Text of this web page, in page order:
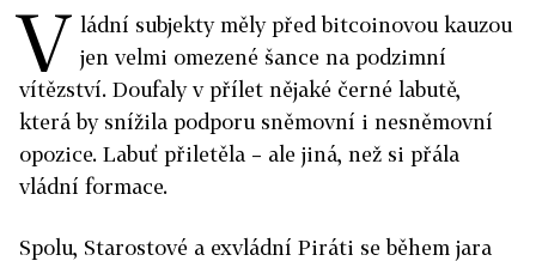
V ládní subjekty měly před bitcoinovou kauzou
jen velmi omezené šance na podzimní
vítězství. Doufaly v přílet nějaké černé labutě,
která by snížila podporu sněmovní i nesněmovní
opozice. Labuť přiletěla – ale jiná, než si přála
vládní formace.
Spolu, Starostové a exvládní Piráti se během jara